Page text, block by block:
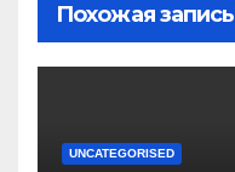
Похожая запись
UNCATEGORISED